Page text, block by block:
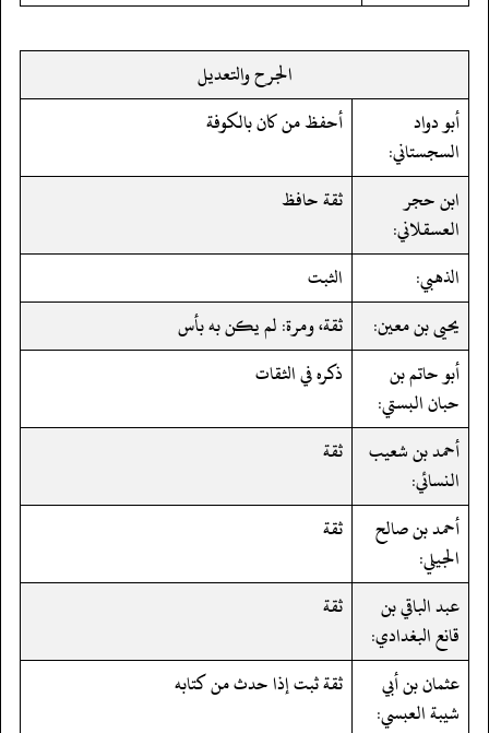
الجرح والتعديل
أبو دواد
السجستاني:
أحفظ من كان بالكوفة
ابن حجر
العسقلاني:
ثقة حافظ
الذهبي:
الثبت
يحيى بن معين:
ثقة، ومرة: لم يكن به بأس
أبو حاتم بن
حبان البستي:
ذكره في الثقات
أحمد بن شعيب
النسائي:
ثقة
أحمد بن صالح
الجيلي:
ثقة
عبد الباقي بن
قانع البغدادي:
ثقة
عثمان بن أبي
شيبة العبسي:
ثقة ثبت إذا حدث من كتابه